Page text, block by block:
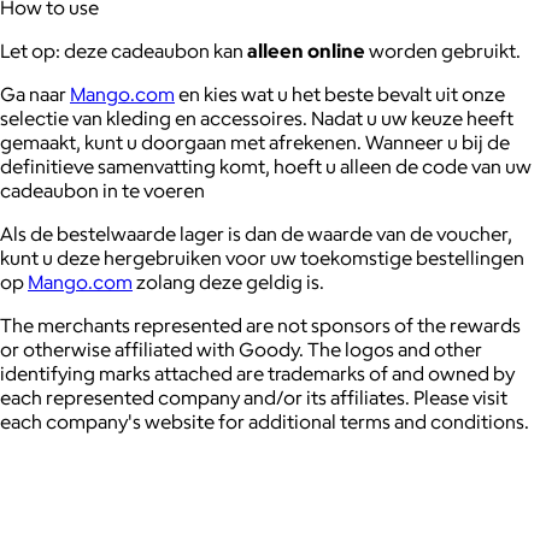
How to use
Let op: deze cadeaubon kan alleen online worden gebruikt.
Ga naar Mango.com en kies wat u het beste bevalt uit onze
selectie van kleding en accessoires. Nadat u uw keuze heeft
gemaakt, kunt u doorgaan met afrekenen. Wanneer u bij de
definitieve samenvatting komt, hoeft u alleen de code van uw
cadeaubon in te voeren
Als de bestelwaarde lager is dan de waarde van de voucher,
kunt u deze hergebruiken voor uw toekomstige bestellingen
op Mango.com zolang deze geldig is.
The merchants represented are not sponsors of the rewards
or otherwise affiliated with Goody. The logos and other
identifying marks attached are trademarks of and owned by
each represented company and/or its affiliates. Please visit
each company's website for additional terms and conditions.